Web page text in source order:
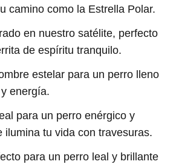
camino como la Estrella Polar.
en nuestro satélite, perfecto
de espíritu tranquilo.
estelar para un perro lleno
energía.
para un perro enérgico y
ilumina tu vida con travesuras.
para un perro leal y brillante